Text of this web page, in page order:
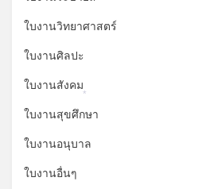
ใบงานวิทยาศาสตร์
ใบงานศิลปะ
ใบงานสังคม
ใบงานสุขศึกษา
ใบงานอนุบาล
ใบงานอื่นๆ